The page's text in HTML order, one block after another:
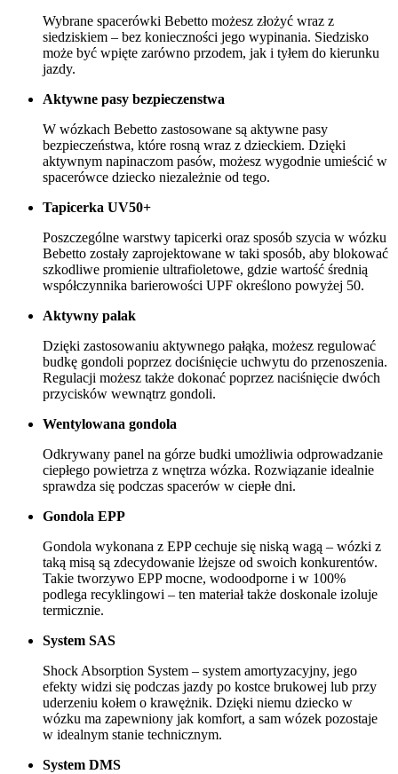
Wybrane spacerówki Bebetto możesz złożyć wraz z
siedziskiem – bez konieczności jego wypinania. Siedzisko
może być wpięte zarówno przodem, jak i tyłem do kierunku
jazdy.
Aktywne pasy bezpieczenstwa
W wózkach Bebetto zastosowane są aktywne pasy
bezpieczeństwa, które rosną wraz z dzieckiem. Dzięki
aktywnym napinaczom pasów, możesz wygodnie umieścić w
spacerówce dziecko niezależnie od tego.
Tapicerka UV50+
Poszczególne warstwy tapicerki oraz sposób szycia w wózku
Bebetto zostały zaprojektowane w taki sposób, aby blokować
szkodliwe promienie ultrafioletowe, gdzie wartość średnią
współczynnika barierowości UPF określono powyżej 50.
Aktywny palak
Dzięki zastosowaniu aktywnego pałąka, możesz regulować
budkę gondoli poprzez dociśnięcie uchwytu do przenoszenia.
Regulacji możesz także dokonać poprzez naciśnięcie dwóch
przycisków wewnątrz gondoli.
Wentylowana gondola
Odkrywany panel na górze budki umożliwia odprowadzanie
ciepłego powietrza z wnętrza wózka. Rozwiązanie idealnie
sprawdza się podczas spacerów w ciepłe dni.
Gondola EPP
Gondola wykonana z EPP cechuje się niską wagą – wózki z
taką misą są zdecydowanie lżejsze od swoich konkurentów.
Takie tworzywo EPP mocne, wodoodporne i w 100%
podlega recyklingowi – ten materiał także doskonale izoluje
termicznie.
System SAS
Shock Absorption System – system amortyzacyjny, jego
efekty widzi się podczas jazdy po kostce brukowej lub przy
uderzeniu kołem o krawężnik. Dzięki niemu dziecko w
wózku ma zapewniony jak komfort, a sam wózek pozostaje
w idealnym stanie technicznym.
System DMS